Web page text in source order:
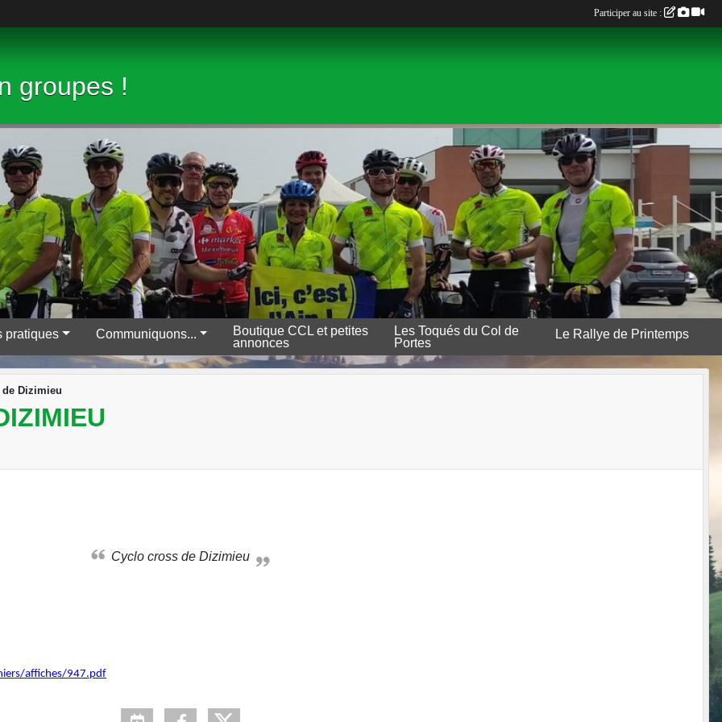
groupes !
pratiques Communiquons...
Boutique CCL et petites
annonces
Les Toqués du Col de
Portes
Le Rallye de Printemps
Dizimieu
Cyclo cross de Dizimieu
affiches/947.pdf
Participer au site :